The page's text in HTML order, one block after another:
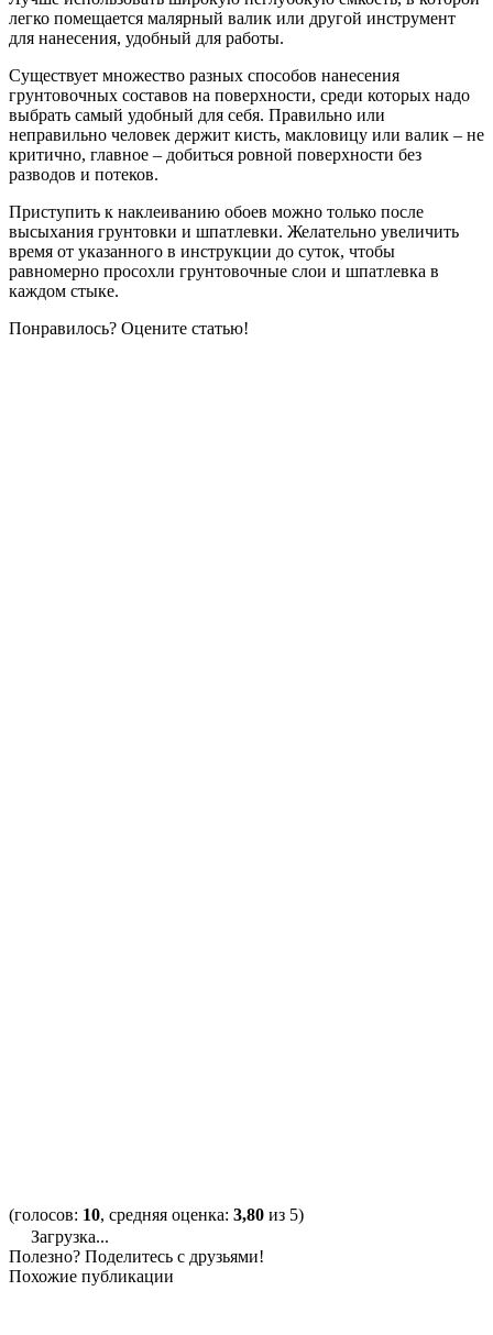
легко помещается малярный валик или другой инструмент
для нанесения, удобный для работы.
Существует множество разных способов нанесения
грунтовочных составов на поверхности, среди которых надо
выбрать самый удобный для себя. Правильно или
неправильно человек держит кисть, макловицу или валик – не
критично, главное – добиться ровной поверхности без
разводов и потеков.
Приступить к наклеиванию обоев можно только после
высыхания грунтовки и шпатлевки. Желательно увеличить
время от указанного в инструкции до суток, чтобы
равномерно просохли грунтовочные слои и шпатлевка в
каждом стыке.
Понравилось? Оцените статью!
(голосов: 10, средняя оценка: 3,80 из 5)
Загрузка...
Полезно? Поделитесь с друзьями!
Похожие публикации